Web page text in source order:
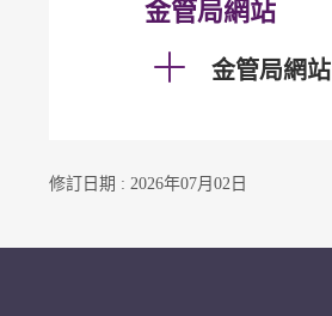
金管局網站
金管局網站
修訂日期 : 2026年07月02日